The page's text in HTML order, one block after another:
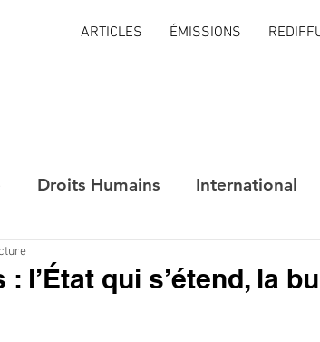
ARTICLES ÉMISSIONS
Droits Humains International
: l’État qui s’étend, la